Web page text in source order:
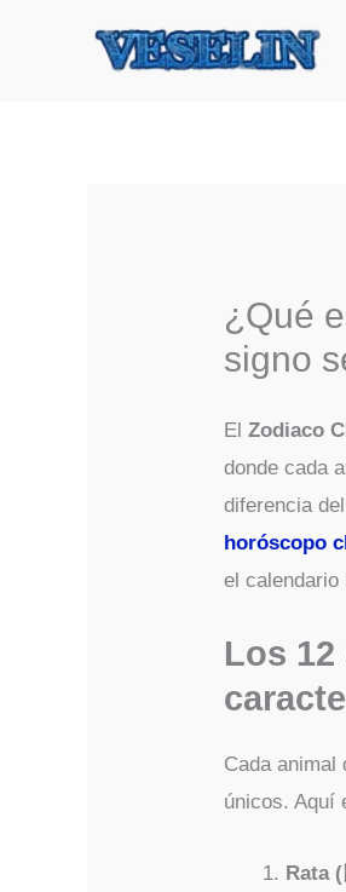
¿Qué
signo
ElZodiaco
donde cada
diferencia
horóscopo
el calendario
Los
Cada animal
únicos. Aquí
Rata